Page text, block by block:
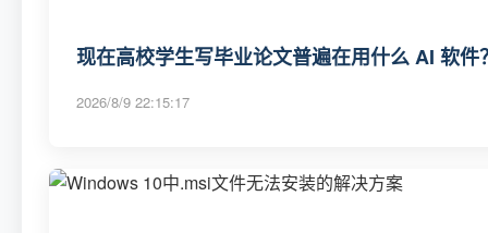
现在高校学生写毕业论文普遍在用什么 AI 软
2026/8/9 22:15:17